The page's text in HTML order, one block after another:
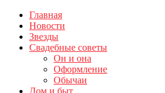
Главная
Новости
Звезды
Свадебные советы
Он и она
Оформление
Обычаи
Дом и быт